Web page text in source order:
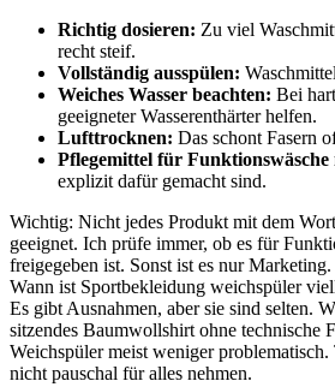
Richtig dosieren: Zu viel
recht steif.
Vollständig ausspülen:
Weiches Wasser beachten: Bei
geeigneter Wasserenthärter helfen.
Lufttrocknen: Das schont Fasern
Pflegemittel für Funktionswäsche
explizit dafür gemacht sind.
Wichtig: Nicht jedes Produkt mit dem
geeignet. Ich prüfe immer, ob es für
freigegeben ist. Sonst ist es nur Marketing.
Wann ist Sportbekleidung weichspüler
Es gibt Ausnahmen, aber sie sind selten.
sitzendes Baumwollshirt ohne technische
Weichspüler meist weniger
nicht pauschal für alles nehmen.